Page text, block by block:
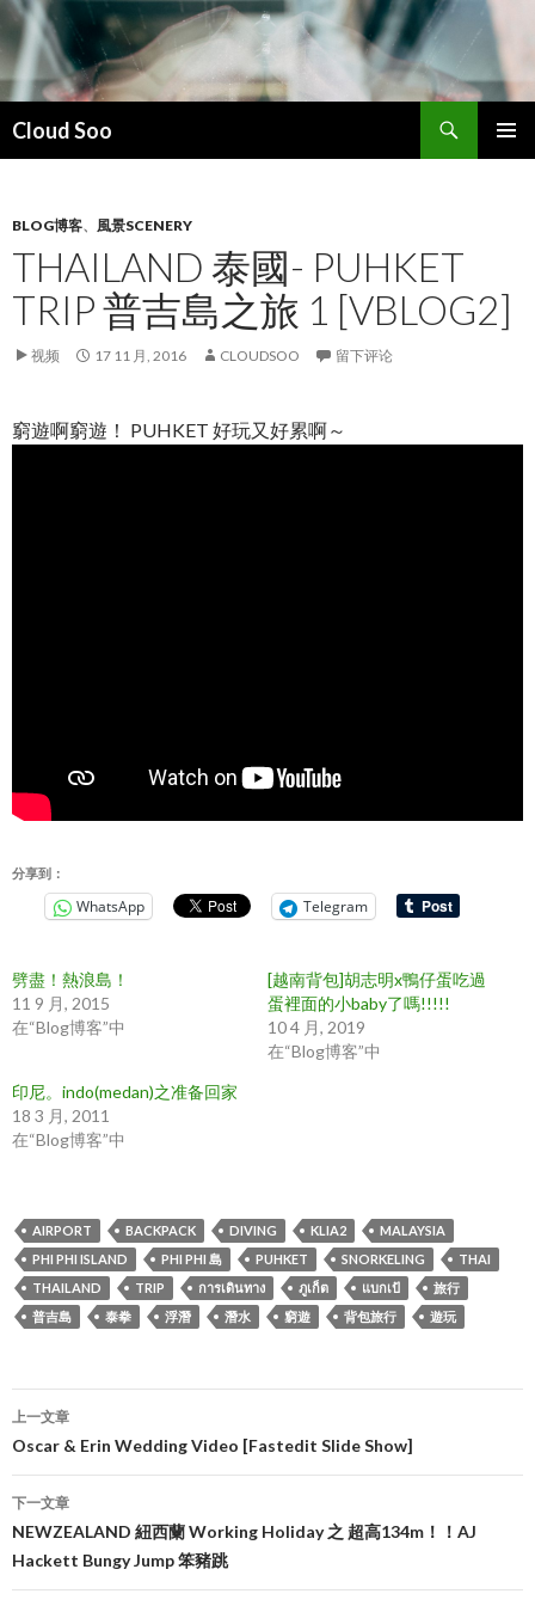
Cloud Soo
索
文
BLOG博客、 風景SCENERY
THAILAND 泰國- PUHKET
TRIP 普吉島之旅 1 [VBLOG2]
视频 17 11 月, 2016 CLOUDSOO 留下评论
窮遊啊窮遊！ PUHKET 好玩又好累啊～
分享到：
WhatsApp Telegram
劈盡！熱浪島！
11 9 月, 2015
在“Blog博客”中
[越南背包]胡志明x鴨仔蛋吃過
蛋裡面的小baby了嗎!!!!!
10 4 月, 2019
在“Blog博客”中
印尼。indo(medan)之准备回家
18 3 月, 2011
在“Blog博客”中
AIRPORT BACKPACK DIVING KLIA2
MALAYSIA
PHI PHI ISLAND
PHI PHI 島 PUHKET SNORKELING
THAI
THAILAND
TRIP การเดินทาง ภูเก็ต แบกเป้
旅行
普吉島
泰拳 浮潛 潛水 窮遊 背包旅行 遊玩
文
章
导
航
上一文章
Oscar & Erin Wedding Video [Fastedit Slide Show]
下一文章
NEWZEALAND 紐西蘭 Working Holiday 之 超高134m！！AJ
Hackett Bungy Jump 笨豬跳